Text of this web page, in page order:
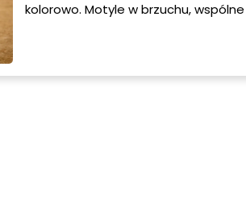
kolorowo. Motyle w brzuchu,
nie dałoby się odratować, jednak